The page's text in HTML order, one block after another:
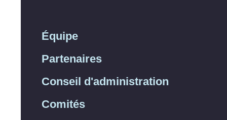
Équipe
Partenaires
Conseil d'administration
Comités